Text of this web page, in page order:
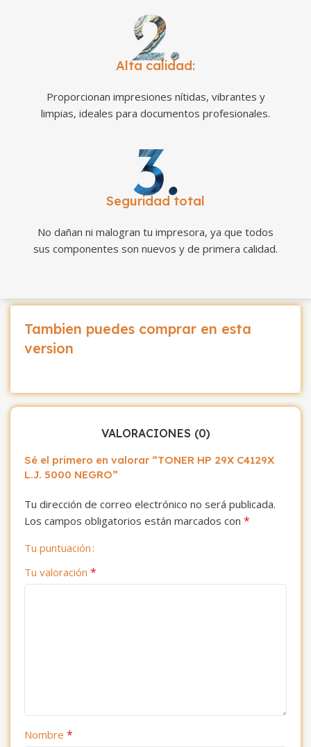
Alta calidad:
Proporcionan impresiones nítidas, vibrantes y
limpias, ideales para documentos profesionales.
Seguridad total
No dañan ni malogran tu impresora, ya que todos
sus componentes son nuevos y de primera calidad.
VALORACIONES (0)
Sé el primero en valorar “TONER HP 29X C4129X
L.J. 5000 NEGRO”
Tu dirección de correo electrónico no será publicada.
Los campos obligatorios están marcados con *
Tu puntuación
Tu valoración *
Nombre *
Tambien puedes comprar en esta
version